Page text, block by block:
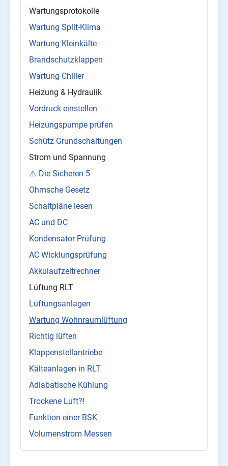
Wartungsprotokolle
Wartung Split-Klima
Wartung Kleinkälte
Brandschutzklappen
Wartung Chiller
Heizung & Hydraulik
Vordruck einstellen
Heizungspumpe prüfen
Schütz Grundschaltungen
Strom und Spannung
⚠️ Die Sicheren 5
Ohmsche Gesetz
Schaltpläne lesen
AC und DC
Kondensator Prüfung
AC Wicklungsprüfung
Akkulaufzeitrechner
Lüftung RLT
Lüftungsanlagen
Wartung Wohnraumlüftung
Richtig lüften
Klappenstellantriebe
Kälteanlagen in RLT
Adiabatische Kühlung
Trockene Luft?!
Funktion einer BSK
Volumenstrom Messen